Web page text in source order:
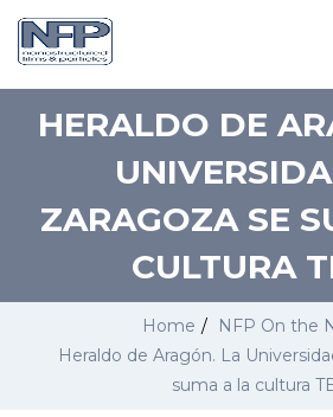
HERALDO DE
ZARAGOZA SE
CULTURA
Home / NFP On the
Heraldo de Aragón. La
suma a la cultura